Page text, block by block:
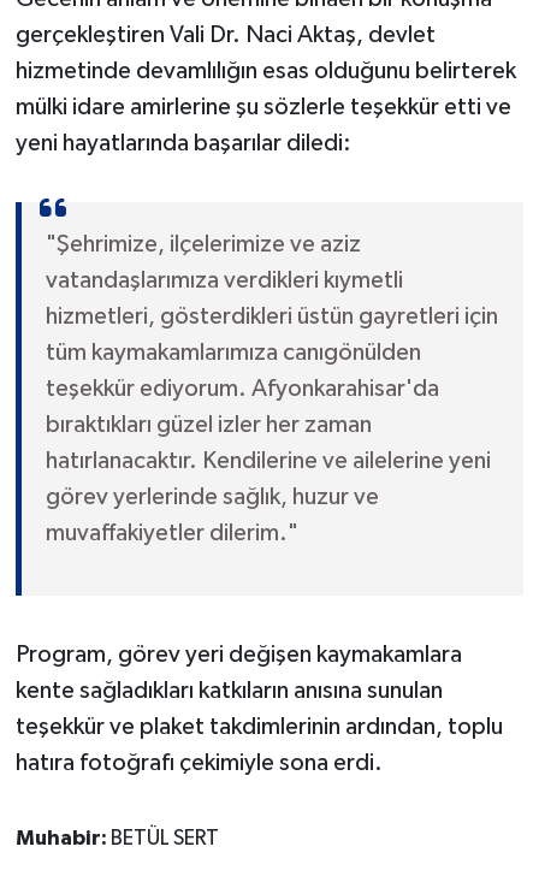
gerçekleştiren Vali Dr. Naci Aktaş, devlet
hizmetinde devamlılığın esas olduğunu belirterek
mülki idare amirlerine şu sözlerle teşekkür etti ve
yeni hayatlarında başarılar diledi:
"Şehrimize, ilçelerimize ve aziz
vatandaşlarımıza verdikleri kıymetli
hizmetleri, gösterdikleri üstün gayretleri için
tüm kaymakamlarımıza canıgönülden
teşekkür ediyorum. Afyonkarahisar'da
bıraktıkları güzel izler her zaman
hatırlanacaktır. Kendilerine ve ailelerine yeni
görev yerlerinde sağlık, huzur ve
muvaffakiyetler dilerim."
Program, görev yeri değişen kaymakamlara
kente sağladıkları katkıların anısına sunulan
teşekkür ve plaket takdimlerinin ardından, toplu
hatıra fotoğrafı çekimiyle sona erdi.
Muhabir: BETÜL SERT